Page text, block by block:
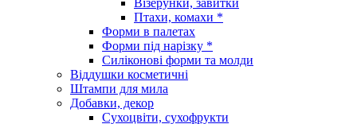
Птахи, комахи *
Форми в палетах
Форми під нарізку *
Силіконові форми та молди
Віддушки косметичні
Штампи для мила
Добавки, декор
Сухоцвіти, сухофрукти